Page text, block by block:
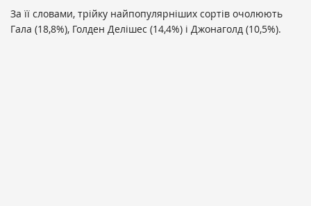
За її словами, трійку найпопулярніших сортів очолюють
Гала (18,8%), Голден Делішес (14,4%) і Джонаголд (10,5%).